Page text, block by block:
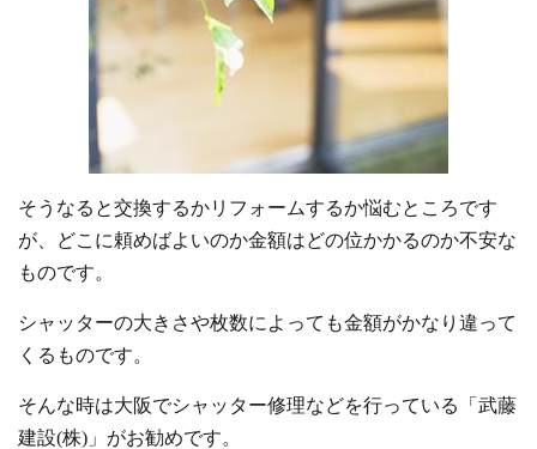
そうなると交換するかリフォームするか悩むところです
が、どこに頼めばよいのか金額はどの位かかるのか不安な
ものです。
シャッターの大きさや枚数によっても金額がかなり違って
くるものです。
そんな時は大阪でシャッター修理などを行っている「武藤
建設(株)」がお勧めです。